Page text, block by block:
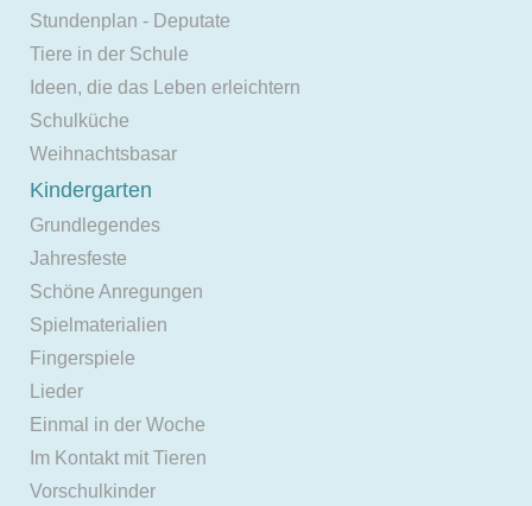
Stundenplan - Deputate
Tiere in der Schule
Ideen, die das Leben erleichtern
Schulküche
Weihnachtsbasar
Kindergarten
Grundlegendes
Jahresfeste
Schöne Anregungen
Spielmaterialien
Fingerspiele
Lieder
Einmal in der Woche
Im Kontakt mit Tieren
Vorschulkinder